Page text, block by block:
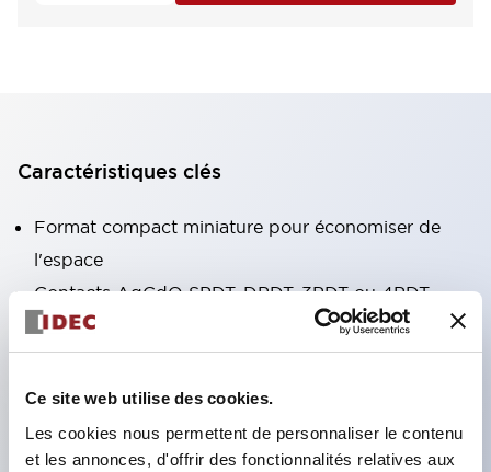
Ce site web utilise des cookies.
Les cookies nous permettent de personnaliser le contenu
et les annonces, d'offrir des fonctionnalités relatives aux
Caractéristiques clés
Format compact miniature pour économiser de
l'espace
Contacts AgCdO SPDT, DPDT, 3PDT ou 4PDT
Haute capacité de commutation (10A)
Choix de bornes enfichables ou de type PCB
Options comprenant un voyant lumineux et un
bouton de vérification
Options de montage incluant montage supérieur,